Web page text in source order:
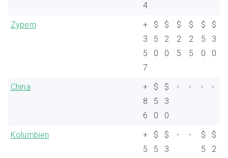
4
Zypern
+
3
5
7
$
5
0
$
2
0
$
2
5
$
2
5
$
5
0
$
3
0
China
+
8
6
$
5
0
$
3
0
- - - -
Kolumbien
+
5
$
5
$
3
- -
$
5
$
2